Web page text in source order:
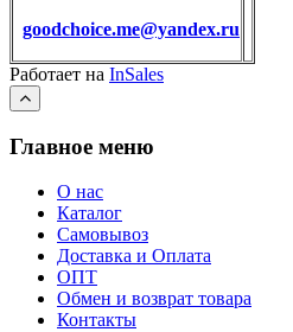
goodchoice.me@yandex.ru
Работает на InSales
Главное меню
О нас
Каталог
Самовывоз
Доставка и Оплата
ОПТ
Обмен и возврат товара
Контакты